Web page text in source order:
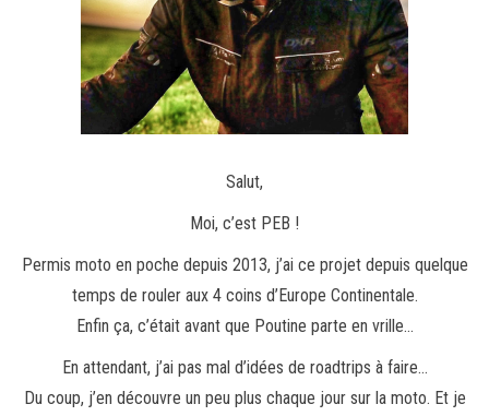
Salut,
Moi, c’est PEB !
Permis moto en poche depuis 2013, j’ai ce projet depuis quelque
temps de rouler aux 4 coins d’Europe Continentale.
Enfin ça, c’était avant que Poutine parte en vrille…
En attendant, j’ai pas mal d’idées de roadtrips à faire…
Du coup, j’en découvre un peu plus chaque jour sur la moto. Et je